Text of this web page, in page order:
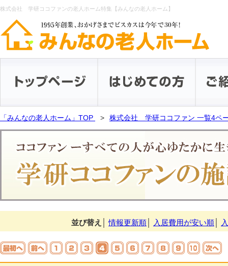
株式会社 学研ココファンの老人ホーム特集【みんなの老人ホーム】
「みんなの老人ホーム」TOP 株式会社 学研ココファン 一覧4ペ
並び替え │情報更新順 入居費用が安い順